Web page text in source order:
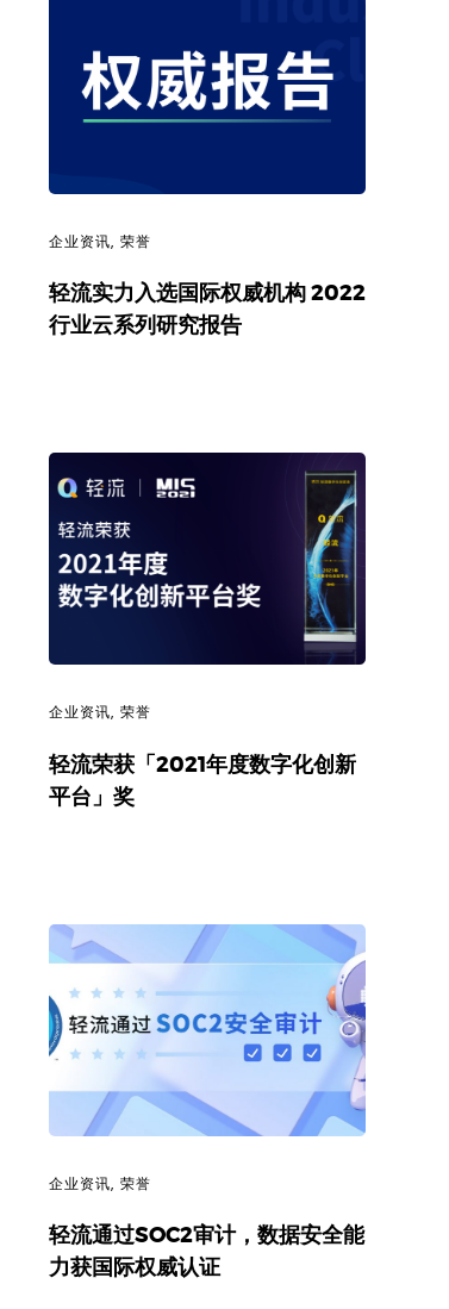
企业资讯, 荣誉
轻流实力入选国际权威机构 2022
行业云系列研究报告
企业资讯, 荣誉
轻流荣获「2021年度数字化创新
平台」奖
企业资讯 荣誉
轻流通过SOC2审计，数据安全能
力获国际权威认证